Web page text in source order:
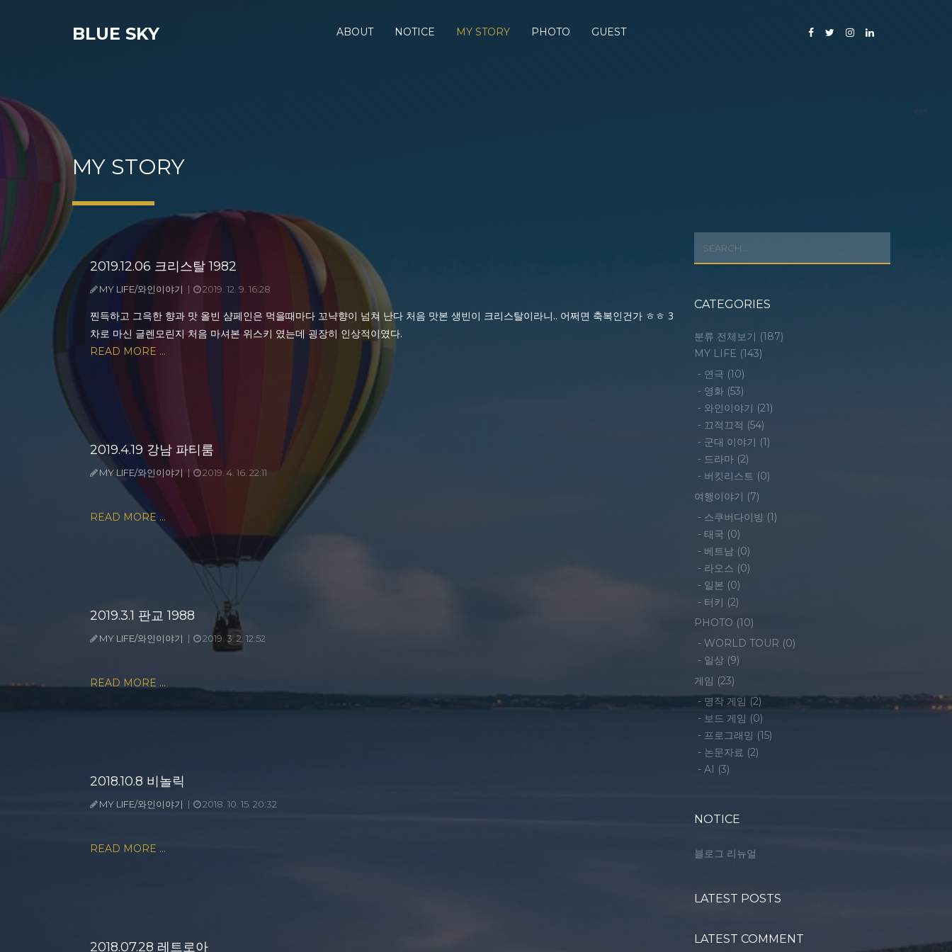
BLUE SKY ABOUT NOTICE MY STORY PHOTO GUEST
MY STORY
2019.12.06 크리스탈 1982
MY LIFE/와인이야기 2019. 12. 9. 16:28
찐득하고 그윽한 향과 맛 올빈 샴페인은 먹을때마다 꼬냑향이 넘쳐 난다 처음 맛본 생빈이 크리스탈이라니.. 어쩌면 축복인건가 ㅎㅎ 3
차로 마신 글렌모린지 처음 마셔본 위스키 였는데 굉장히 인상적이였다. ​​​​​​​
READ MORE ...
2019.4.19 강남 파티룸
MY LIFE/와인이야기 2019. 4. 16. 22:11
READ MORE ...
2019.3.1 판교 1988
MY LIFE/와인이야기 2019. 3. 2. 12:52
READ MORE ...
2018.10.8 비놀릭
MY LIFE/와인이야기 2018. 10. 15. 20:32
READ MORE ...
2018.07.28 레트로아
CATEGORIES
분류 전체보기 (187)
MY LIFE (143)
-연극 (10)
-영화 (53)
-와인이야기 (21)
-끄적끄적 (54)
-군대 이야기 (1)
-드라마 (2)
-버킷리스트 (0)
여행이야기 (7)
-스쿠버다이빙 (1)
-태국 (0)
-베트남 (0)
-라오스 (0)
-일본 (0)
-터키 (2)
PHOTO (10)
-WORLD TOUR (0)
-일상 (9)
게임 (23)
-명작 게임 (2)
-보드 게임 (0)
-프로그래밍 (15)
-논문자료 (2)
-AI (3)
NOTICE
블로그 리뉴얼
LATEST POSTS
LATEST COMMENT